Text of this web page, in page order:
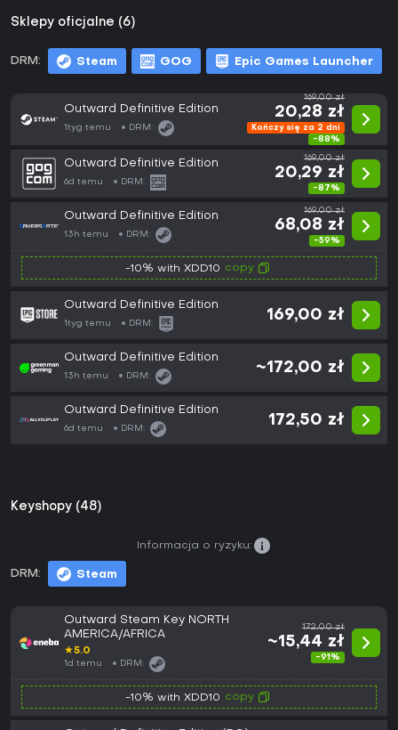
Sklepy oficjalne (6)
DRM: Steam GOG Epic Games Launcher
Outward Definitive Edition
1tyg temu DRM:
169,00 zł
20,28 zł
Kończy się za 2 dni
-88%
Outward Definitive Edition
6d temu DRM:
169,00 zł
20,29 zł
-87%
Outward Definitive Edition
13h temu DRM:
169,00 zł
68,08 zł
-59%
-10% with XDD10 copy
Outward Definitive Edition
1tyg temu DRM:
169,00 zł
Outward Definitive Edition
13h temu DRM:
~172,00 zł
Outward Definitive Edition
6d temu DRM:
172,50 zł
Keyshopy (48)
DRM: Steam
Informacja o ryzyku:
Outward Steam Key NORTH
AMERICA/AFRICA
★5.0
1d temu DRM:
172,00 zł
~15,44 zł
-91%
-10% with XDD10 copy